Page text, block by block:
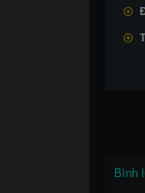
Bình